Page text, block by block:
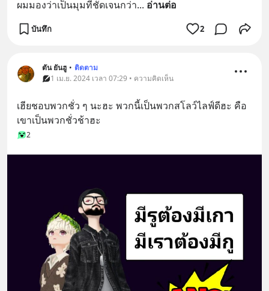
ผมมองว่าเป็นมุมที่ชัดเจนกว่า... อ่านต่อ
บันทึก 2
ตัน ยันฮู • ติดตาม
1 เม.ย. 2024 เวลา 07:29 • ความคิดเห็น
เฮียชอบพวกชั่ว ๆ นะฮะ พวกนี้เป็นพวกสโลว์ไลฟ์ดีฮะ คือ
เขาเป็นพวกชั่วช้าฮะ
2